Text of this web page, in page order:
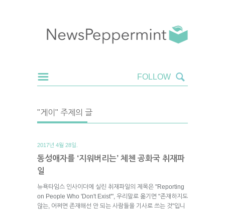
"게이" 주제의 글
2017년 4월 28일.
동성애자를 ‘지워버리는’ 체첸 공화국 취재파
일
뉴욕타임스 인사이더에 실린 취재파일의 제목은 "Reporting
on People Who 'Don't Exist'", 우리말로 옮기면 "존재하지도
않는, 어쩌면 존재해선 안 되는 사람들을 기사로 쓰는 것"입니